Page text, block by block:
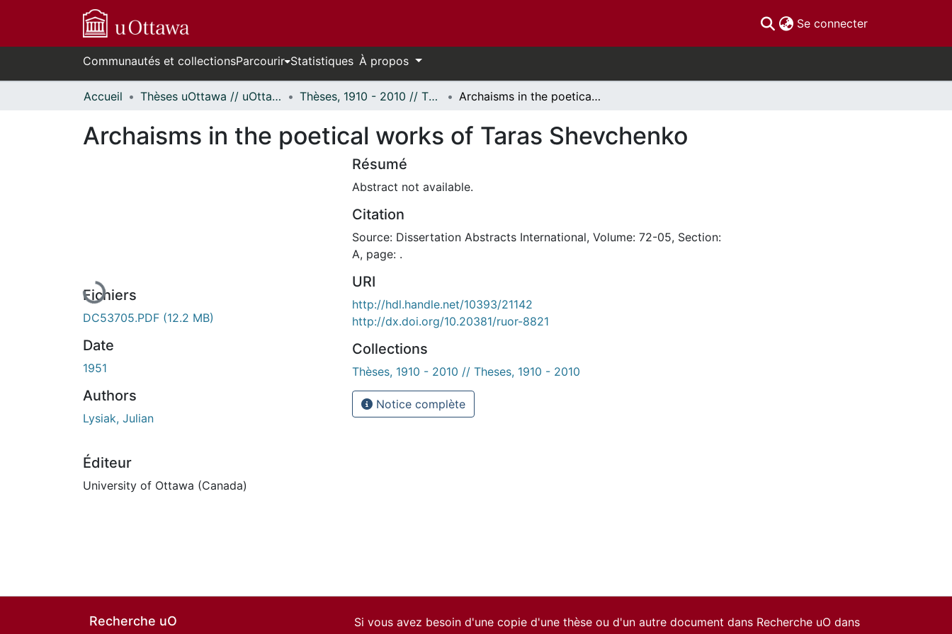
Se connecter(current)
Communautés et collectionsParcourir Statistiques À propos
Accueil Thèses uOttawa // uOttawa Theses Thèses, 1910 - 2010 // Theses, 1910 - 2010 Archaisms in the poetical works of Taras Shevchenko
Archaisms in the poetical works of Taras Shevchenko
En cours de chargement...
Fichiers
DC53705.PDF (12.2 MB)
Date
1951
Authors
Lysiak, Julian
Éditeur
University of Ottawa (Canada)
Résumé
Abstract not available.
Citation
Source: Dissertation Abstracts International, Volume: 72-05, Section:
A, page: .
URI
http://hdl.handle.net/10393/21142
http://dx.doi.org/10.20381/ruor-8821
Collections
Thèses, 1910 - 2010 // Theses, 1910 - 2010
Notice complète
Recherche uO
Si vous avez besoin d'une copie d'une thèse ou d'un autre document dans Recherche uO dans